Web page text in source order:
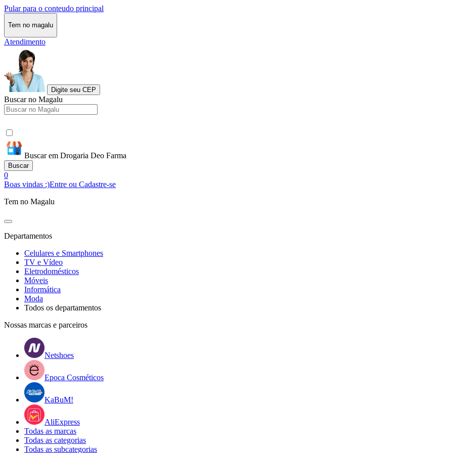
Pular para o conteudo principal
Tem no magalu
Atendimento
Digite seu CEP
Buscar no Magalu
Buscar em Drogaria Deo Farma
Buscar
0
Boas vindas :)Entre ou Cadastre-se
Tem no Magalu
Departamentos
Celulares e Smartphones
TV e Vídeo
Eletrodomésticos
Móveis
Informática
Moda
Todos os departamentos
Nossas marcas e parceiros
Netshoes
Epoca Cosméticos
KaBuM!
AliExpress
Todas as marcas
Todas as categorias
Todas as subcategorias